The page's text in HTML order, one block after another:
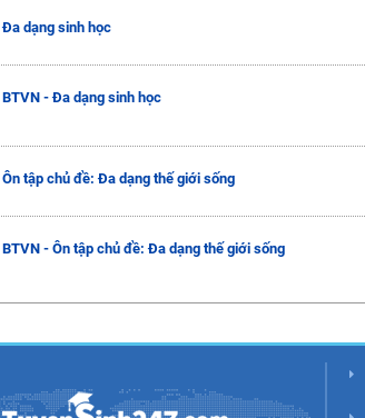
Đa dạng sinh học
BTVN - Đa dạng sinh học
Ôn tập chủ đề: Đa dạng thế giới sống
BTVN - Ôn tập chủ đề: Đa dạng thế giới sống